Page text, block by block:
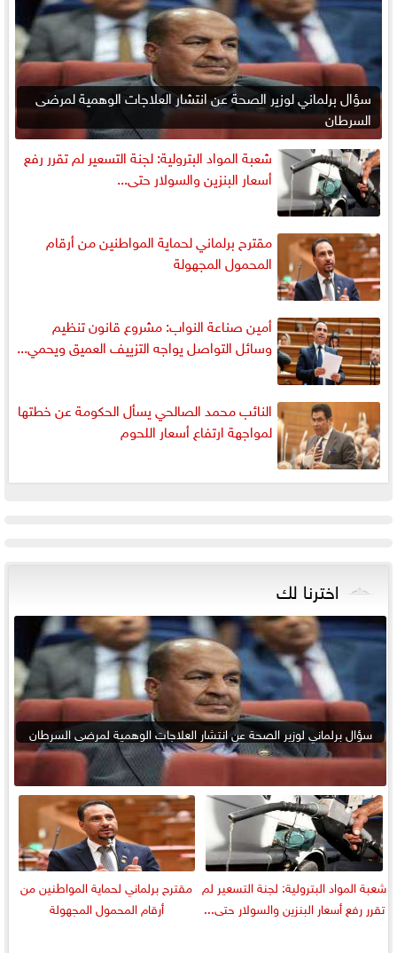
سؤال برلماني لوزير الصحة عن انتشار العلاجات الوهمية لمرضى
السرطان
شعبة المواد البترولية: لجنة التسعير لم تقرر رفع
أسعار البنزين والسولار حتى...
مقترح برلماني لحماية المواطنين من أرقام
المحمول المجهولة
أمين صناعة النواب: مشروع قانون تنظيم
وسائل التواصل يواجه التزييف العميق ويحمي...
النائب محمد الصالحي يسأل الحكومة عن خطتها
لمواجهة ارتفاع أسعار اللحوم
اخترنا لك
سؤال برلماني لوزير الصحة عن انتشار العلاجات الوهمية لمرضى السرطان
شعبة المواد البترولية: لجنة التسعير لم
تقرر رفع أسعار البنزين والسولار حتى...
مقترح برلماني لحماية المواطنين من
أرقام المحمول المجهولة